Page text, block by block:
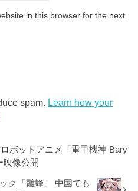
in this browser for the next
spam. Learn how your
ボットアニメ「重甲機神 Bary
映像公開
ク「雛蜂」 中国でも